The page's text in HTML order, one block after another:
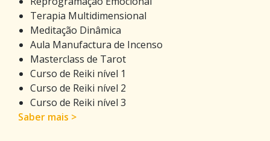
Terapia Multidimensional
Meditação Dinâmica
Aula Manufactura de Incenso
Masterclass de Tarot
Curso de Reiki nível 1
Curso de Reiki nível 2
Curso de Reiki nível 3
Saber mais >